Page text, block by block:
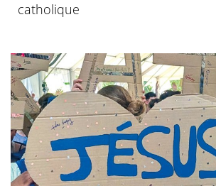
catholique